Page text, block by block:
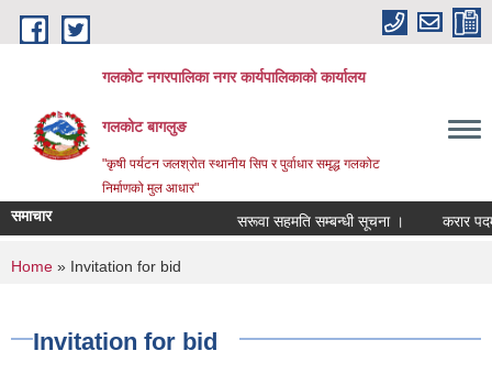
Skip to main content
गलकोट नगरपालिका नगर कार्यपालिकाको कार्यालय
गलकोट बागलुङ
"कृषी पर्यटन जलश्रोत स्थानीय सिप र पुर्वाधार समृद्ध गलकोट
निर्माणको मुल आधार"
समाचार सरूवा सहमति सम्बन्धी सूचना । करार
You are here
Home » Invitation for bid
Invitation for bid